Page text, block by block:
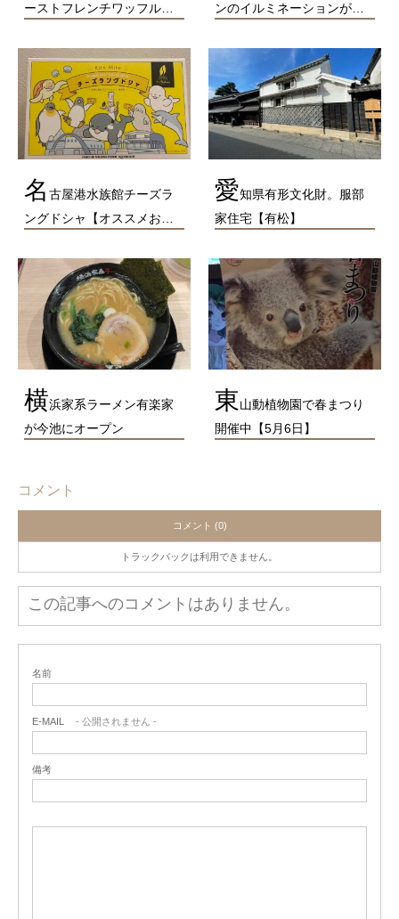
ーストフレンチワッフル…
ンのイルミネーションが…
名 古屋港水族館チーズラ
ングドシャ【オススメお…
愛知県有形文化財。服部
家住宅【有松】
横浜家系ラーメン有楽家
が今池にオープン
東山動植物園で春まつり
開催中【5月6日】
コメント
コメント (0)
トラックバックは利用できません。
この記事へのコメントはありません。
名前
E-MAIL - 公開されません -
備考